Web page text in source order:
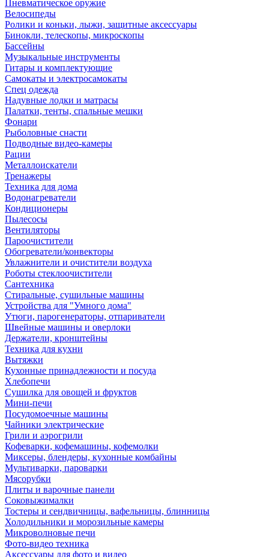
Пневматическое оружие
Велосипеды
Ролики и коньки, лыжи, защитные аксессуары
Бинокли, телескопы, микроскопы
Бассейны
Музыкальные инструменты
Гитары и комплектующие
Самокаты и электросамокаты
Спец одежда
Надувные лодки и матрасы
Палатки, тенты, спальные мешки
Фонари
Рыболовные снасти
Подводные видео-камеры
Рации
Металлоискатели
Тренажеры
Техника для дома
Водонагреватели
Кондиционеры
Пылесосы
Вентиляторы
Пароочистители
Обогреватели/конвекторы
Увлажнители и очистители воздуха
Роботы стеклоочистители
Сантехника
Стиральные, сушильные машины
Устройства для "Умного дома"
Утюги, парогенераторы, отпариватели
Швейные машины и оверлоки
Держатели, кронштейны
Техника для кухни
Вытяжки
Кухонные принадлежности и посуда
Хлебопечи
Сушилка для овощей и фруктов
Мини-печи
Посудомоечные машины
Чайники электрические
Грили и аэрогрили
Кофеварки, кофемашины, кофемолки
Миксеры, блендеры, кухонные комбайны
Мультиварки, пароварки
Мясорубки
Плиты и варочные панели
Соковыжималки
Тостеры и сендвичницы, вафельницы, блинницы
Холодильники и морозильные камеры
Микроволновые печи
Фото-видео техника
Аксессуары для фото и видео